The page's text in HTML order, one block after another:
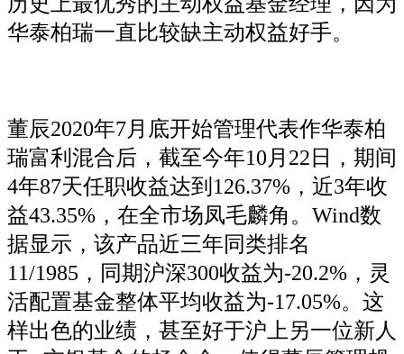
华泰柏瑞一直比较缺主动权益好手。
董辰2020年7月底开始管理代表作华泰柏
瑞富利混合后，截至今年10月22日，期间
4年87天任职收益达到126.37%，近3年收
益43.35%，在全市场凤毛麟角。Wind数
据显示，该产品近三年同类排名
11/1985，同期沪深300收益为-20.2%，灵
活配置基金整体平均收益为-17.05%。这
样出色的业绩，甚至好于沪上另一位新人